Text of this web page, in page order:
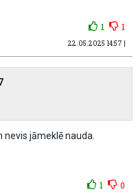
1 1
22.05.2025 14:57 |
jāmeklē nauda.
1 0